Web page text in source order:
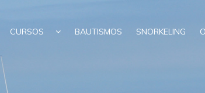
CURSOS BAUTISMOS SNORKELING